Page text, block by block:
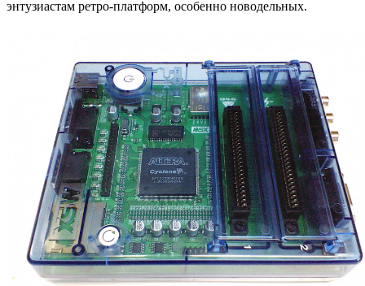
энтузиастам ретро-платформ, особенно новодельных.